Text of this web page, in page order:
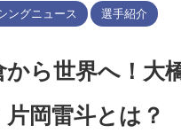
ングニュース 選手紹介
から世界へ！大
片岡雷斗とは？